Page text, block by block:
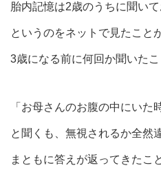
胎内記憶は2歳のうちに聞いて
というのをネットで見たこと
3歳になる前に何回か聞いたこ
「お母さんのお腹の中にいた
と聞くも、無視されるか全然
まともに答えが返ってきたこ